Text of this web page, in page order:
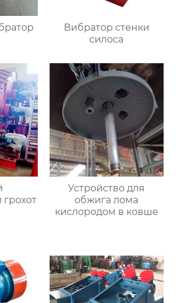
Вибратор стенки
силоса
Устройство для
обжига лома
кислородом в ковше